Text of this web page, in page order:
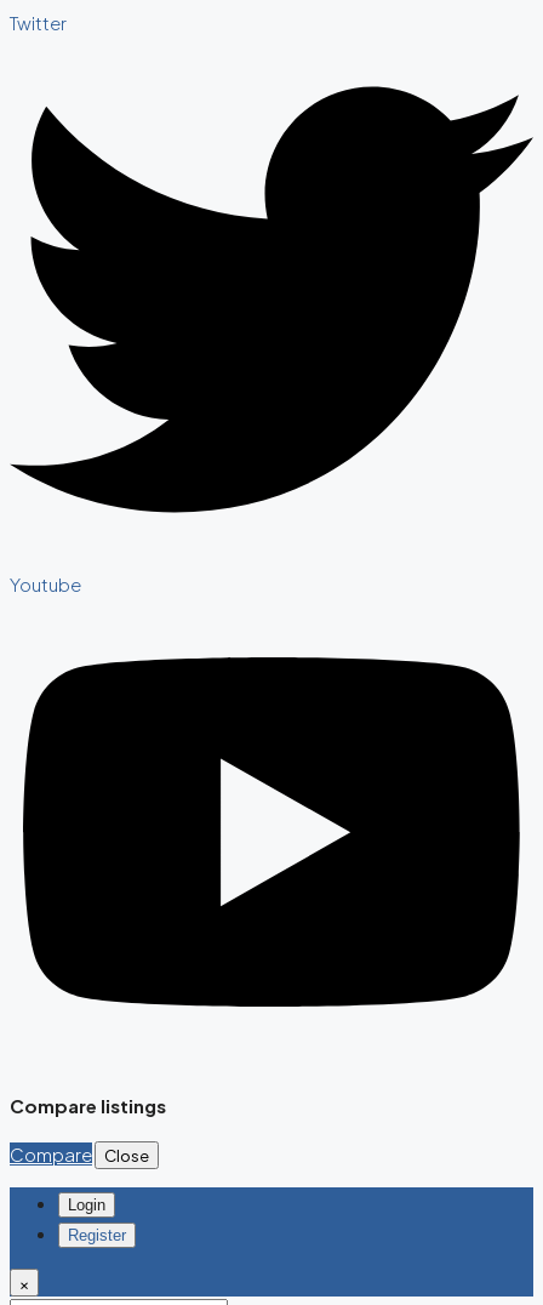
Twitter
Youtube
Compare listings
Compare Close
Login
Register
×